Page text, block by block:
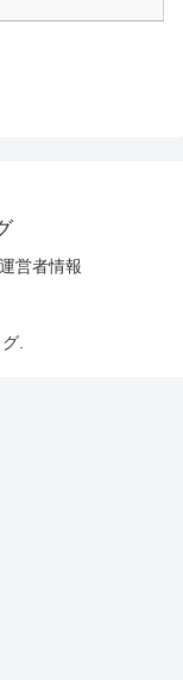
運営者情報
.